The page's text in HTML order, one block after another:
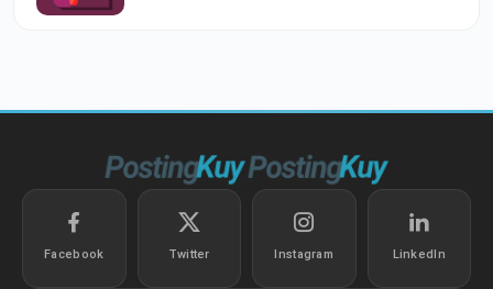
Facebook Twitter Instagram LinkedIn